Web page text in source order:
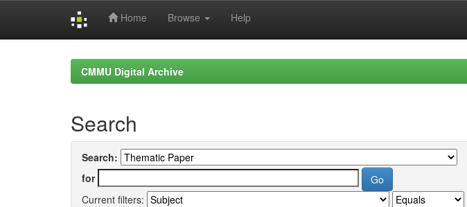
Home Browse Help
CMMU Digital Archive
Search
Search:
for
Current filters: